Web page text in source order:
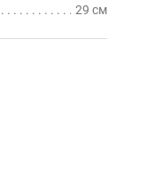
29 см